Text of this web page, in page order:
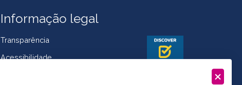
Informação legal
Transparência
Acessibilidade